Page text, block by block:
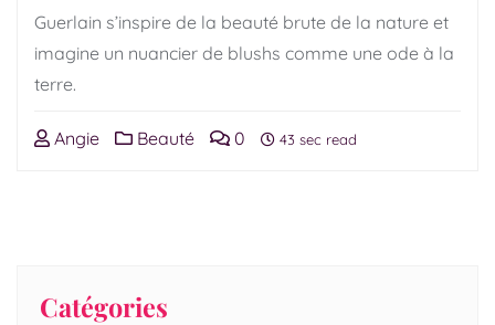
Guerlain s’inspire de la beauté brute de la nature et
imagine un nuancier de blushs comme une ode à la
terre.
Angie Beauté 0 43 sec read
Catégories